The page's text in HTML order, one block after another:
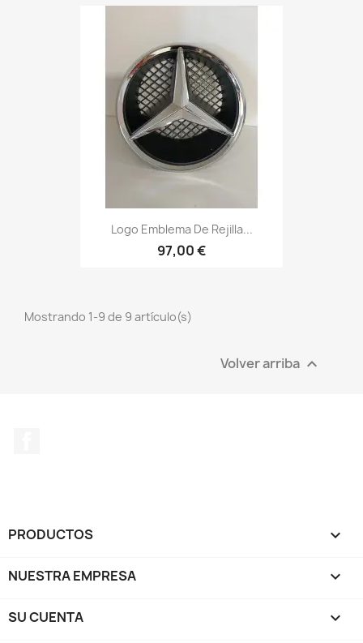
Logo Emblema De Rejilla...
97,00 €
Mostrando 1-9 de 9 artículo(s)
Volver arriba 
PRODUCTOS 
NUESTRA EMPRESA 
SU CUENTA 